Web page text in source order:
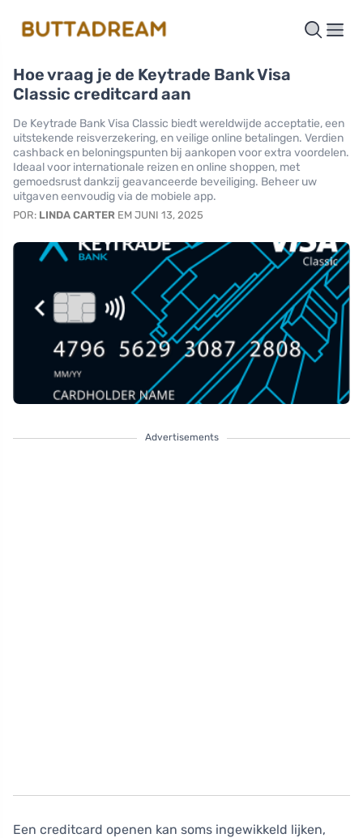
Hoe vraag je de Keytrade Bank Visa
Classic creditcard aan
De Keytrade Bank Visa Classic biedt wereldwijde acceptatie, een
uitstekende reisverzekering, en veilige online betalingen. Verdien
cashback en beloningspunten bij aankopen voor extra voordelen.
Ideaal voor internationale reizen en online shoppen, met
gemoedsrust dankzij geavanceerde beveiliging. Beheer uw
uitgaven eenvoudig via de mobiele app.
POR: LINDA CARTER EM JUNI 13, 2025
Advertisements
Een creditcard openen kan soms ingewikkeld lijken,